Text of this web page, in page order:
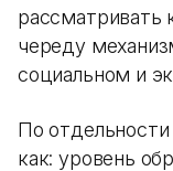
рассматривать
череду
социальном и
По
как: уровень